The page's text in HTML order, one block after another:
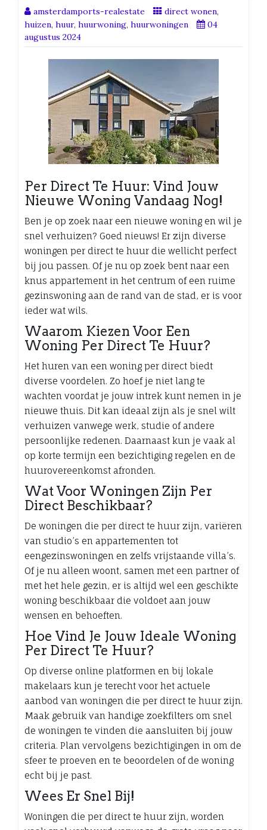
amsterdamports-realestate direct wonen,
huizen, huur, huurwoning, huurwoningen
04
augustus 2024
Per Direct Te Huur: Vind Jouw
Nieuwe Woning Vandaag Nog!
Ben je op zoek naar een nieuwe woning en wil je
snel verhuizen? Goed nieuws! Er zijn diverse
woningen per direct te huur die wellicht perfect
bij jou passen. Of je nu op zoek bent naar een
knus appartement in het centrum of een ruime
gezinswoning aan de rand van de stad, er is voor
ieder wat wils.
Waarom Kiezen Voor Een
Woning Per Direct Te Huur?
Het huren van een woning per direct biedt
diverse voordelen. Zo hoef je niet lang te
wachten voordat je jouw intrek kunt nemen in je
nieuwe thuis. Dit kan ideaal zijn als je snel wilt
verhuizen vanwege werk, studie of andere
persoonlijke redenen. Daarnaast kun je vaak al
op korte termijn een bezichtiging regelen en de
huurovereenkomst afronden.
Wat Voor Woningen Zijn Per
Direct Beschikbaar?
De woningen die per direct te huur zijn, variëren
van studio’s en appartementen tot
eengezinswoningen en zelfs vrijstaande villa’s.
Of je nu alleen woont, samen met een partner of
met het hele gezin, er is altijd wel een geschikte
woning beschikbaar die voldoet aan jouw
wensen en behoeften.
Hoe Vind Je Jouw Ideale Woning
Per Direct Te Huur?
Op diverse online platformen en bij lokale
makelaars kun je terecht voor het actuele
aanbod van woningen die per direct te huur zijn.
Maak gebruik van handige zoekfilters om snel
de woningen te vinden die aansluiten bij jouw
criteria. Plan vervolgens bezichtigingen in om de
sfeer te proeven en te beoordelen of de woning
echt bij je past.
Wees Er Snel Bij!
Woningen die per direct te huur zijn, worden